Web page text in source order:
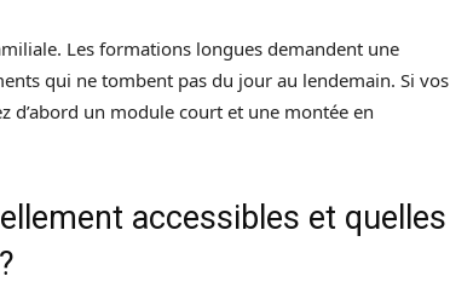
Les formations longues demandent une
qui ne tombent pas du jour au lendemain. Si vos
un module court et une montée en
accessibles et quelles